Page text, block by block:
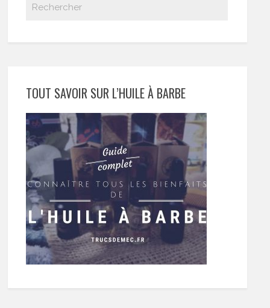
TOUT SAVOIR SUR L’HUILE À BARBE